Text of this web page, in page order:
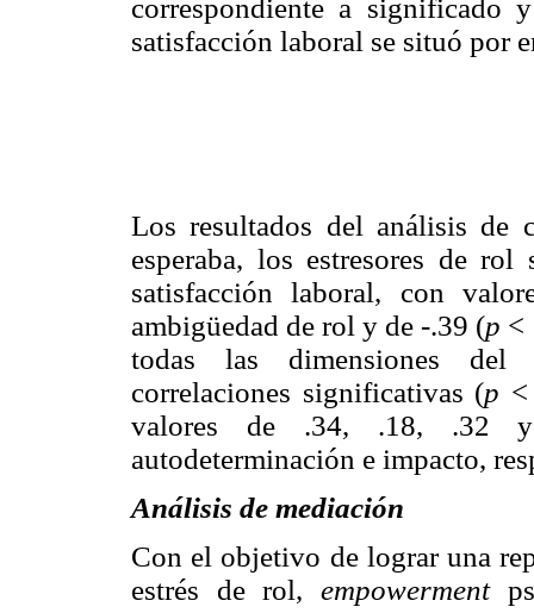
correspondiente a significado
satisfacción laboral se situó por
Los resultados del análisis de
esperaba, los estresores de
satisfacción laboral, con
ambigüedad de rol y de -.39 (p <
todas las dimensiones
correlaciones significativas (p
valores de .34, .18, .32 y
autodeterminación e impacto,
Análisis de mediación
Con el objetivo de lograr una
estrés de rol, empowerment